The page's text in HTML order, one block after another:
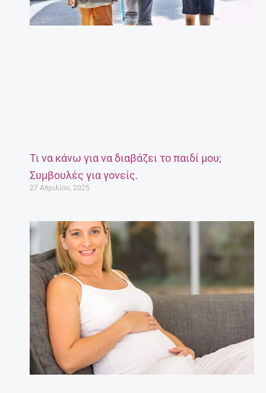
Τι να κάνω για να διαβάζει το παιδί μου;
Συμβουλές για γονείς.
27 Απριλίου, 2025